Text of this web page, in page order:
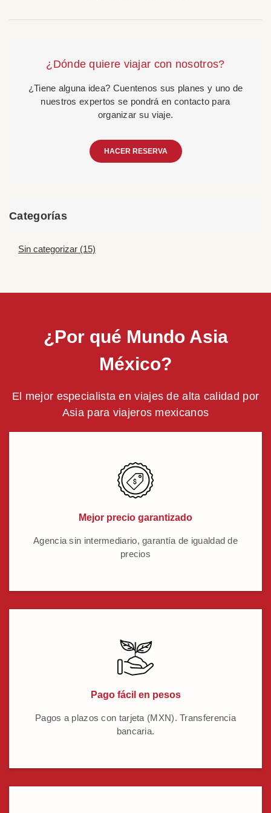
¿Dónde quiere viajar con nosotros?
¿Tiene alguna idea? Cuentenos sus planes y uno de
nuestros expertos se pondrá en contacto para
organizar su viaje.
HACER RESERVA
Categorías
Sin categorizar (15)
¿Por qué Mundo Asia
México?
El mejor especialista en viajes de alta calidad por
Asia para viajeros mexicanos
Mejor precio garantizado
Agencia sin intermediario, garantía de igualdad de
precios
Pago fácil en pesos
Pagos a plazos con tarjeta (MXN). Transferencia
bancaria.